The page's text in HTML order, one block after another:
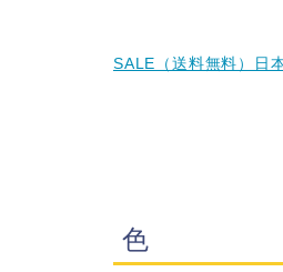
SALE（送料無料）日
色